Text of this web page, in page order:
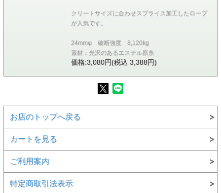
クリートサイズに合わせスプライス加工したロープ
が人気です。
24mmφ 破断強度 8,120kg
素材：光沢のあるエステル原糸
価格:3,080円(税込 3,388円)
お店のトップへ戻る
カートを見る
ご利用案内
特定商取引法表示